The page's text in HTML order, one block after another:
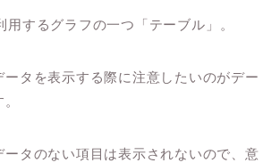
用するグラフの一つ「テーブル」。
ータを表示する際に注意したいのがデー
ータのない項目は表示されないので、意